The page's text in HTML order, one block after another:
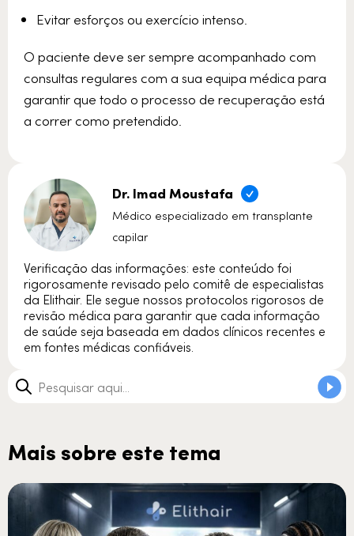
Evitar esforços ou exercício intenso.
O paciente deve ser sempre acompanhado com
consultas regulares com a sua equipa médica para
garantir que todo o processo de recuperação está
a correr como pretendido.
Dr. Imad Moustafa
Médico especializado em transplante
capilar
Verificação das informações: este conteúdo foi
rigorosamente revisado pelo comitê de especialistas
da Elithair. Ele segue nossos protocolos rigorosos de
revisão médica para garantir que cada informação
de saúde seja baseada em dados clínicos recentes e
em fontes médicas confiáveis.
Mais sobre este tema